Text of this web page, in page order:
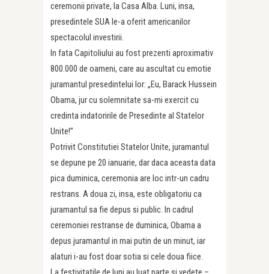
ceremonii private, la Casa Alba. Luni, insa,
presedintele SUA le-a oferit americanilor
spectacolul investirii.
In fata Capitoliului au fost prezenti aproximativ
800.000 de oameni, care au ascultat cu emotie
juramantul presedintelui lor: „Eu, Barack Hussein
Obama, jur cu solemnitate sa-mi exercit cu
credinta indatoririle de Presedinte al Statelor
Unite!”
Potrivit Constitutiei Statelor Unite, juramantul
se depune pe 20 ianuarie, dar daca aceasta data
pica duminica, ceremonia are loc intr-un cadru
restrans. A doua zi, insa, este obligatoriu ca
juramantul sa fie depus si public. In cadrul
ceremoniei restranse de duminica, Obama a
depus juramantul in mai putin de un minut, iar
alaturi i-au fost doar sotia si cele doua fiice.